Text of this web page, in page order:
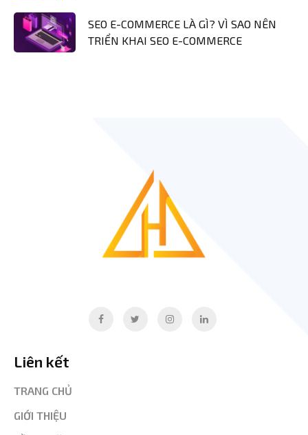
SEO E-COMMERCE LÀ GÌ? VÌ SAO NÊN
TRIỂN KHAI SEO E-COMMERCE
Liên kết
TRANG CHỦ
GIỚI THIỆU